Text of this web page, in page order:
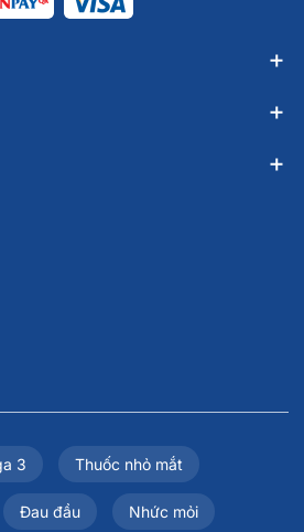
3 Thuốc nhỏ mắt
Đau đầu Nhức mỏi